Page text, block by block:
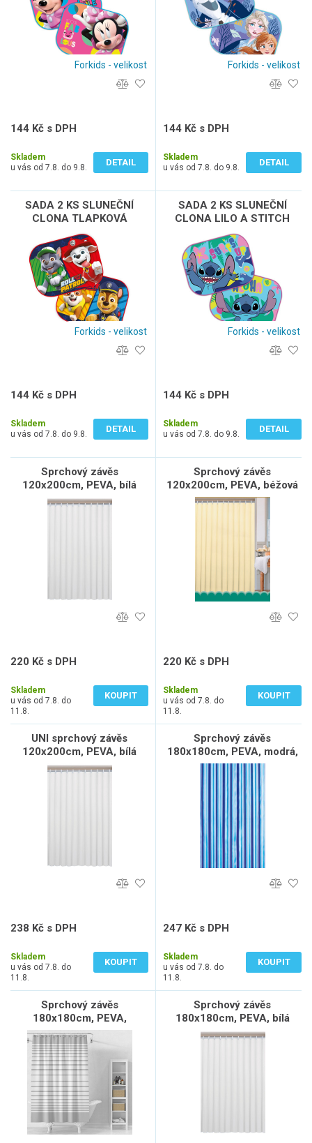
Forkids - velikost
144 Kč s DPH
Skladem
u vás od 7.8. do 9.8.
DETAIL
Forkids - velikost
144 Kč s DPH
Skladem
u vás od 7.8. do 9.8.
DETAIL
SADA 2 KS SLUNEČNÍ
CLONA TLAPKOVÁ
PATROLA
Forkids - velikost
144 Kč s DPH
Skladem
u vás od 7.8. do 9.8.
DETAIL
SADA 2 KS SLUNEČNÍ
CLONA LILO A STITCH
Forkids - velikost
144 Kč s DPH
Skladem
u vás od 7.8. do 9.8.
DETAIL
Sprchový závěs
120x200cm, PEVA, bílá
220 Kč s DPH
Skladem
u vás od 7.8. do
11.8.
KOUPIT
Sprchový závěs
120x200cm, PEVA, béžová
220 Kč s DPH
Skladem
u vás od 7.8. do
11.8.
KOUPIT
UNI sprchový závěs
120x200cm, PEVA, bílá
238 Kč s DPH
Skladem
u vás od 7.8. do
11.8.
KOUPIT
Sprchový závěs
180x180cm, PEVA, modrá,
pruhy
247 Kč s DPH
Skladem
u vás od 7.8. do
11.8.
KOUPIT
Sprchový závěs
180x180cm, PEVA,
transparentní/bílá, pruhy
Sprchový závěs
180x180cm, PEVA, bílá